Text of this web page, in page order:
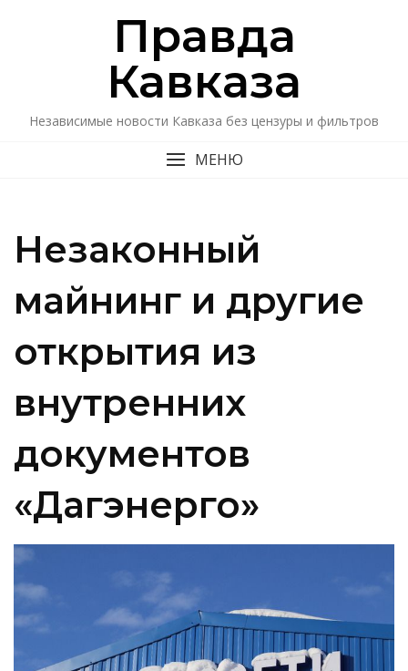
Правда
Кавказa
Независимые новости Кавказа без цензуры и фильтров
МЕНЮ
Незаконный
майнинг и другие
открытия из
внутренних
документов
«Дагэнерго»